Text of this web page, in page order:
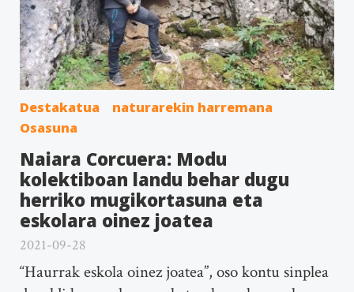
Destakatua
naturarekin harremana
Osasuna
Naiara Corcuera: Modu
kolektiboan landu behar dugu
herriko mugikortasuna eta
eskolara oinez joatea
2021-09-28
“Haurrak eskola oinez joatea”, oso kontu sinplea